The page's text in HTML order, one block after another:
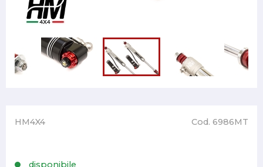
HM4X4 Cod. 6986MT